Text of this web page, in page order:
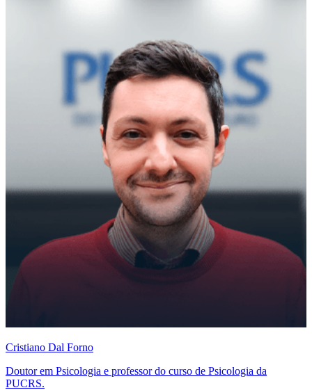
Cristiano Dal Forno
Doutor em Psicologia e professor do curso de Psicologia da
PUCRS.